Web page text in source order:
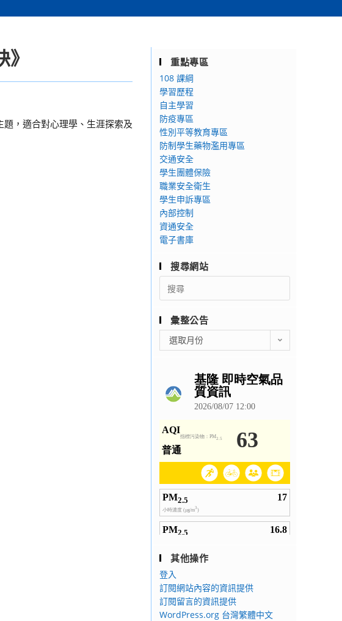
題，適合對心理學、生涯探索及
重點專區
108 課綱
學習歷程
自主學習
防疫專區
性別平等教育專區
防制學生藥物濫用專區
交通安全
學生團體保險
職業安全衛生
學生申訴專區
內部控制
資通安全
電子書庫
搜尋網站
Search
for:
彙整公告
整
選取月份
其他操作
登入
訂閱網站內容的資訊提供
訂閱留言的資訊提供
WordPress.org 台灣繁體中文